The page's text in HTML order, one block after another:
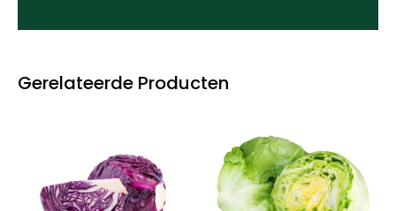
Gerelateerde Producten